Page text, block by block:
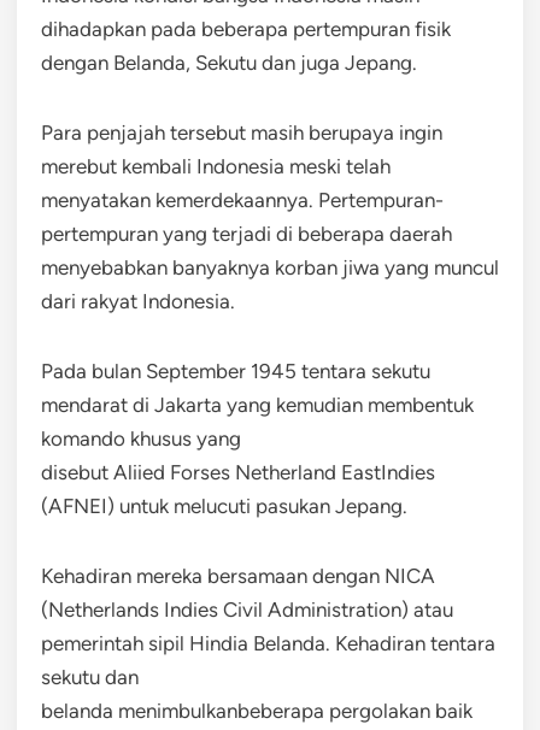
dihadapkan pada beberapa pertempuran fisik
dengan Belanda, Sekutu dan juga Jepang.
Para penjajah tersebut masih berupaya ingin
merebut kembali Indonesia meski telah
menyatakan kemerdekaannya. Pertempuran-
pertempuran yang terjadi di beberapa daerah
menyebabkan banyaknya korban jiwa yang muncul
dari rakyat Indonesia.
Pada bulan September 1945 tentara sekutu
mendarat di Jakarta yang kemudian membentuk
komando khusus yang
disebut Aliied Forses Netherland EastIndies
(AFNEI) untuk melucuti pasukan Jepang.
Kehadiran mereka bersamaan dengan NICA
(Netherlands Indies Civil Administration) atau
pemerintah sipil Hindia Belanda. Kehadiran tentara
sekutu dan
belanda menimbulkanbeberapa pergolakan baik